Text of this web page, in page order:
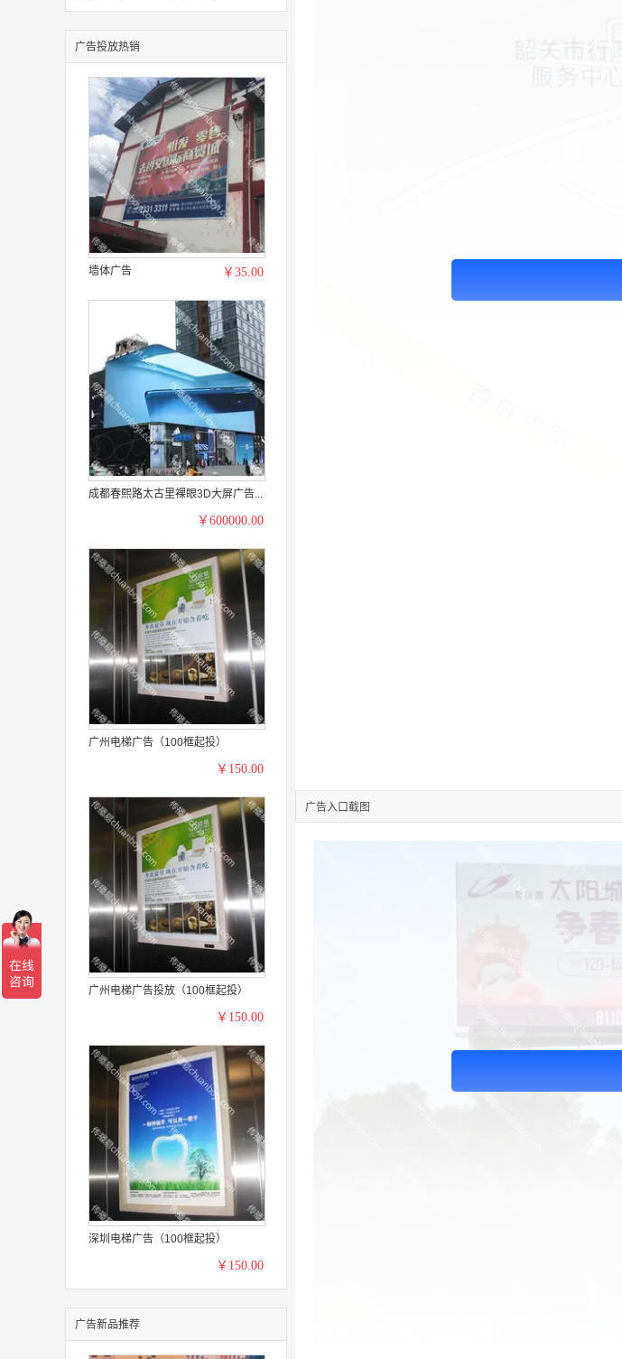
广告投放热销
墙体广告 ￥35.00
成都春熙路太古里裸眼3D大屏广告...
￥600000.00
广州电梯广告（100框起投）
￥150.00
广州电梯广告投放（100框起投）
￥150.00
深圳电梯广告（100框起投）
￥150.00
广告新品推荐
广告入口截图